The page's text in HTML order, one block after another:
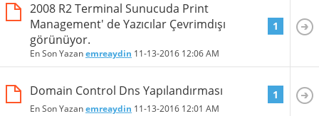
2008 R2 Terminal Sunucuda Print
Management' de Yazıcılar Çevrimdışı
görünüyor.
En Son Yazanemreaydin 11-13-2016 12:06 AM
1
Domain Control Dns Yapılandırması
En Son Yazanemreaydin 11-13-2016 12:01 AM
1